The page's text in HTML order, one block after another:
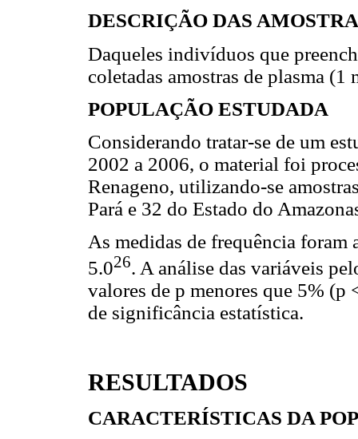
DESCRIÇÃO DAS
Daqueles indivíduos que
coletadas amostras de plasma
POPULAÇÃO ESTUDADA
Considerando tratar-se de um
2002 a 2006, o material foi
Renageno, utilizando-se
Pará e 32 do Estado do
As medidas de frequência foram
5.026. A análise das variáveis
valores de p menores que 5%
de significância estatística.
RESULTADOS
CARACTERÍSTICAS DA